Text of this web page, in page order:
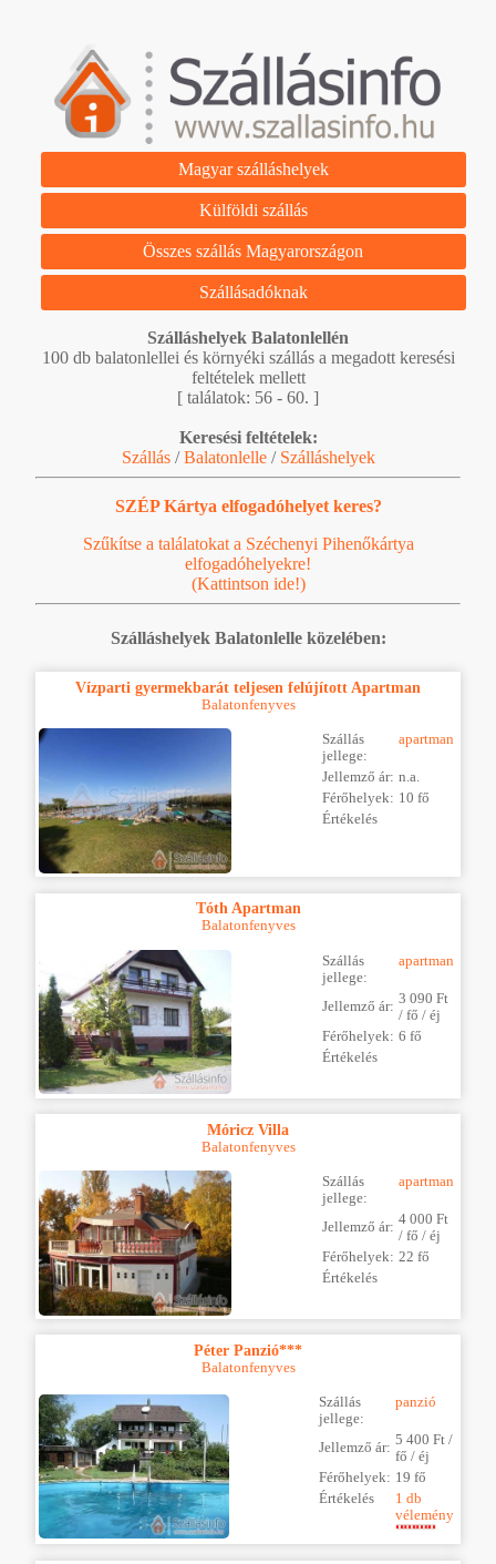
Magyar szálláshelyek
Külföldi szállás
Összes szállás Magyarországon
Szállásadóknak
Szálláshelyek Balatonlellén
100 db balatonlellei és környéki szállás a megadott keresési
feltételek mellett
[ találatok: 56 - 60. ]
Keresési feltételek:
Szállás/Balatonlelle/ Szálláshelyek
SZÉP Kártya elfogadóhelyet keres?
Szűkítse a találatokat a Széchenyi Pihenőkártya
elfogadóhelyekre!
(Kattintson ide!)
Szálláshelyek Balatonlelle közelében:
Vízparti gyermekbarát teljesen felújított Apartman
Balatonfenyves
Szállás
jellege:
apartman
Jellemző ár: n.a.
Férőhelyek: 10 fő
Értékelés
Tóth Apartman
Balatonfenyves
Szállás
jellege:
apartman
Jellemző ár: 3 090 Ft
/ fő / éj
Férőhelyek: 6 fő
Értékelés
Móricz Villa
Balatonfenyves
Szállás
jellege:
apartman
Jellemző ár: 4 000 Ft
/ fő / éj
Férőhelyek: 22 fő
Értékelés
Péter Panzió***
Balatonfenyves
Szállás
jellege:
panzió
Jellemző ár: 5 400 Ft /
fő / éj
Férőhelyek: 19 fő
Értékelés
1 db
vélemény